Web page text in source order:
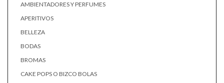
AMBIENTADORES Y PERFUMES
APERITIVOS
BELLEZA
BODAS
BROMAS
CAKE POPS O BIZCO BOLAS